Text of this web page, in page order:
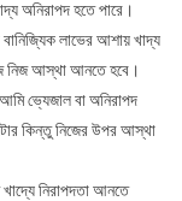
অনিরাপদ হতে পারে।
লাভের আশায় খাদ্য
নিজ আস্থা আনতে হবে।
ভ্যেজাল বা অনিরাপদ
কিন্তু নিজের উপর আস্থা
নিরাপদতা আনতে